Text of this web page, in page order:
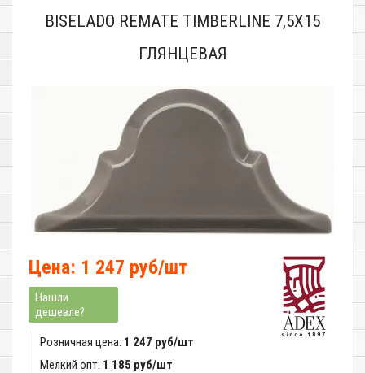
BISELADO REMATE TIMBERLINE 7,5X15
ГЛЯНЦЕВАЯ
Цена: 1 247 руб/шт
Нашли
дешевле?
Розничная цена: 1 247 руб/шт
Мелкий опт: 1 185 руб/шт